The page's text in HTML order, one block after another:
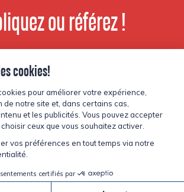
ou référez !
Voir les postes
disponibles
Politique de confidentialitéSite parKryzalid